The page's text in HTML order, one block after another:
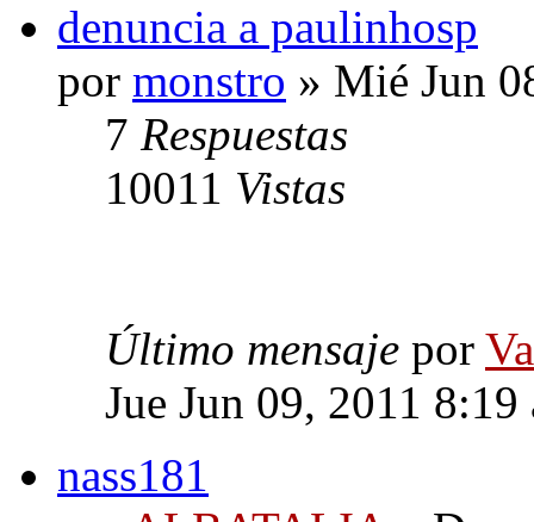
denuncia a paulinhosp
por monstro » Mié Jun
7 Respuestas
10011 Vistas
Último mensaje por
Jue Jun 09, 2011 8:19
nass181